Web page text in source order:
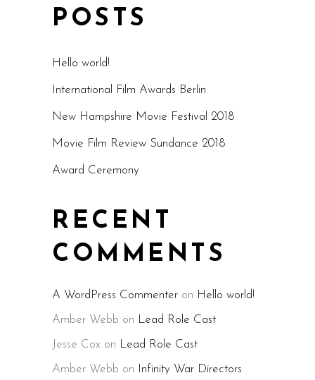
POSTS
Hello world!
International Film Awards Berlin
New Hampshire Movie Festival 2018
Movie Film Review Sundance 2018
Award Ceremony
RECENT
COMMENTS
A WordPress Commenter on Hello world!
Amber Webb on Lead Role Cast
Jesse Cox on Lead Role Cast
Amber Webb on Infinity War Directors